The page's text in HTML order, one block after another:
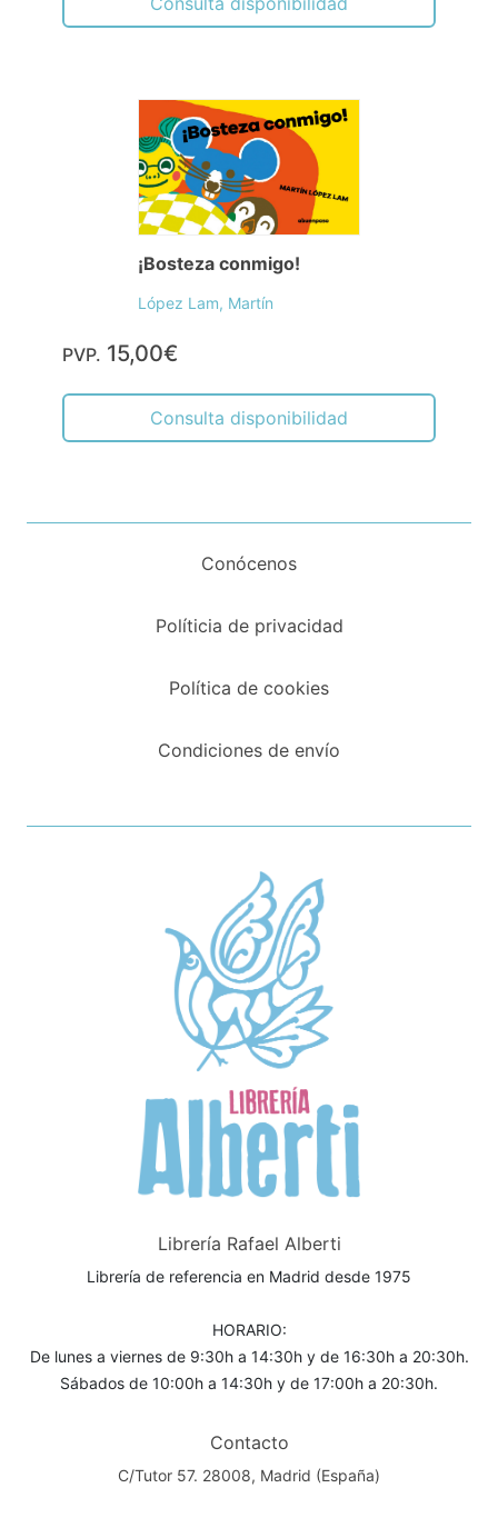
¡Bosteza conmigo!
López Lam, Martín
PVP. 15,00€
Consulta disponibilidad
Conócenos
Políticia de privacidad
Política de cookies
Condiciones de envío
Librería Rafael Alberti
Librería de referencia en Madrid desde 1975
HORARIO:
De lunes a viernes de 9:30h a 14:30h y de 16:30h a 20:30h.
Sábados de 10:00h a 14:30h y de 17:00h a 20:30h.
Contacto
C/Tutor 57. 28008, Madrid (España)